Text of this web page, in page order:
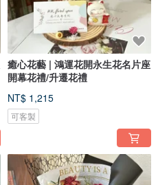
癒心花藝 | 鴻運花開永生花名片座
開幕花禮/升遷花禮
NT$ 1,215
可客製